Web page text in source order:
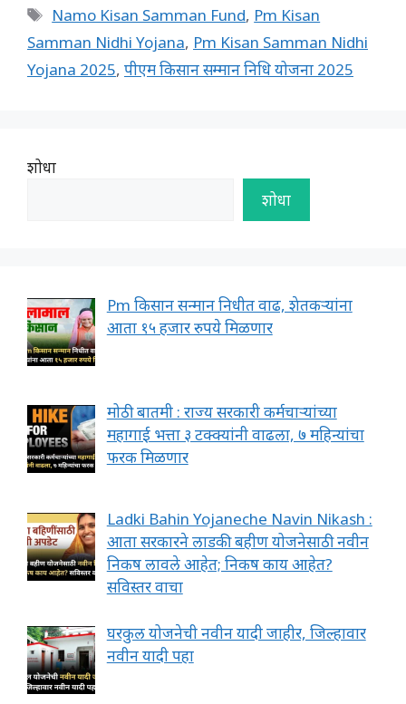
Tags
Namo Kisan Samman Fund, Pm Kisan
Samman Nidhi Yojana, Pm Kisan Samman Nidhi
Yojana 2025, पीएम किसान सम्मान निधि योजना 2025
शोधा
शोधा
Pm किसान सन्मान निधीत वाढ, शेतकऱ्यांना
आता १५ हजार रुपये मिळणार
मोठी बातमी : राज्य सरकारी कर्मचाऱ्यांच्या
महागाई भत्ता ३ टक्क्यांनी वाढला, ७ महिन्यांचा
फरक मिळणार
Ladki Bahin Yojaneche Navin Nikash :
आता सरकारने लाडकी बहीण योजनेसाठी नवीन
निकष लावले आहेत; निकष काय आहेत?
सविस्तर वाचा
घरकुल योजनेची नवीन यादी जाहीर, जिल्हावार
नवीन यादी पहा